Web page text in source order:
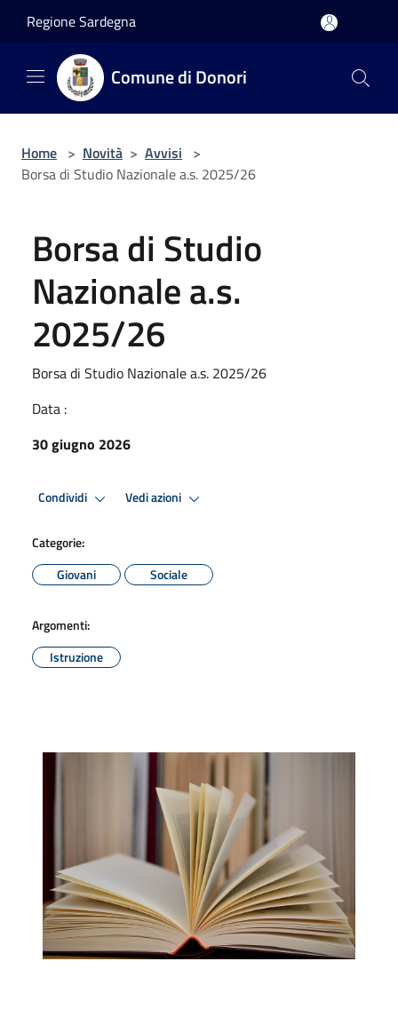
Regione Sardegna
Comune di Donori
Home > Novità > Avvisi >
Borsa di Studio Nazionale a.s. 2025/26
Borsa di Studio
Nazionale a.s.
2025/26
Borsa di Studio Nazionale a.s. 2025/26
Data :
30 giugno 2026
Condividi Vedi azioni
Categorie:
Giovani
Sociale
Argomenti:
Istruzione